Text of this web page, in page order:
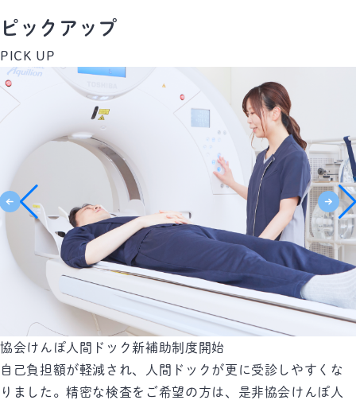
ピックアップ
PICK UP
公認心理師、臨床心理士によるカウンセリング
ちょっとした心の不調から「うつ病」「パニック障害」ま
で、専門カウンセラーがあなたとともに考え、問題解決を
産業保健のご案内
労働衛生機関として皆様をサポートする質の高い「産業保
健サービス」をご提供させていただきます。
協会けんぽ人間ドック新補助制度開始
自己負担額が軽減され、人間ドックが更に受診しやすくな
りました。精密な検査をご希望の方は、是非協会けんぽ人
2026年4月より、HPからのWEB予約システムがリニューア
ルいたしました。
人間ドックの予約日確定や日程変更を、従来の電話対応か
2024年5月より、人間ドックのオプション検査として、認知
機能検査 2種類を導入しました。
認知症は病気の早期段階（MCI：軽度認知障害)で診断し、